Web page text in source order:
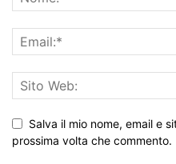
Salva il mio nome, email e
prossima volta che commento.